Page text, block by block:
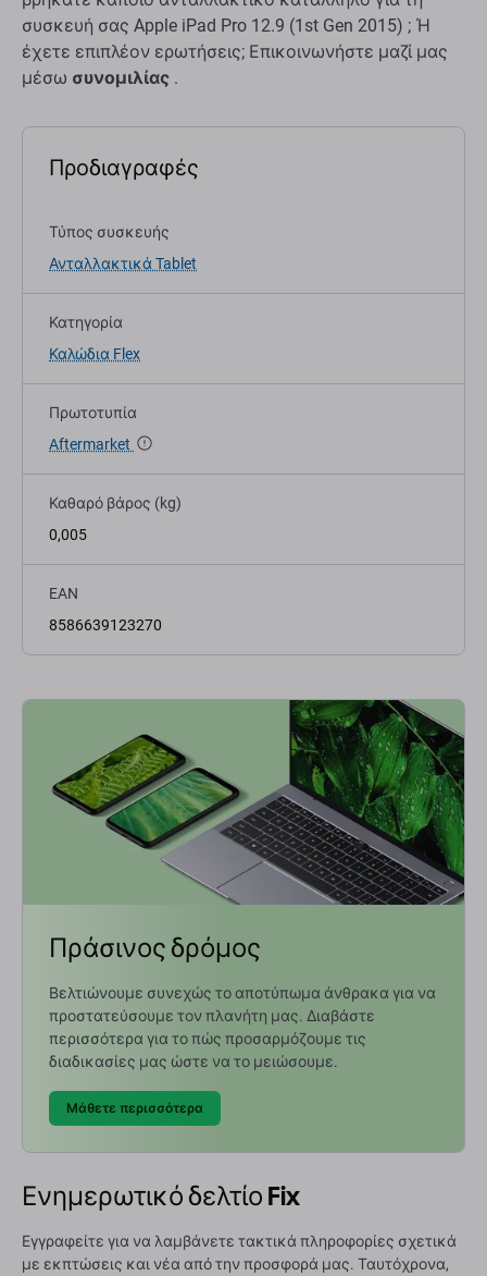
συσκευή σας Apple iPad Pro 12.9 (1st Gen 2015) ; Ή
έχετε επιπλέον ερωτήσεις; Επικοινωνήστε μαζί μας
μέσω συνομιλίας .
Προδιαγραφές
Τύπος συσκευής
Ανταλλακτικά Tablet
Κατηγορία
Καλώδια Flex
Πρωτοτυπία
Aftermarket
Καθαρό βάρος (kg)
0,005
EAN
8586639123270
Πράσινος δρόμος
Βελτιώνουμε συνεχώς το αποτύπωμα άνθρακα για να
προστατεύσουμε τον πλανήτη μας. Διαβάστε
περισσότερα για το πώς προσαρμόζουμε τις
διαδικασίες μας ώστε να το μειώσουμε.
Μάθετε περισσότερα
Ενημερωτικό δελτίο Fix
Εγγραφείτε για να λαμβάνετε τακτικά πληροφορίες σχετικά
με εκπτώσεις και νέα από την προσφορά μας. Ταυτόχρονα,